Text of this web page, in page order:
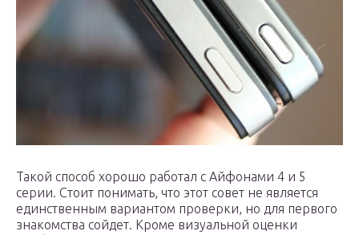
Такой способ хорошо работал с Айфонами 4 и 5
серии. Стоит понимать, что этот совет не является
единственным вариантом проверки, но для первого
знакомства сойдет. Кроме визуальной оценки